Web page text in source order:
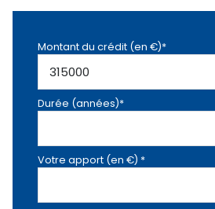
Montant du crédit (en €)*
Durée (années)*
Votre apport (en €) *